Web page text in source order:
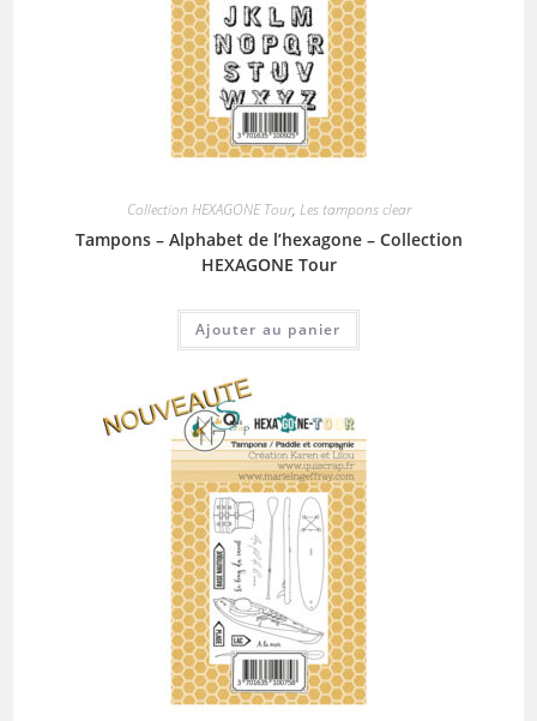
Collection HEXAGONE Tour, Les tampons clear
Tampons – Alphabet de l’hexagone – Collection
HEXAGONE Tour
Ajouter au panier